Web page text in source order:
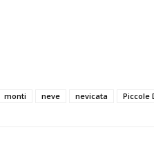
monti neve nevicata Piccole